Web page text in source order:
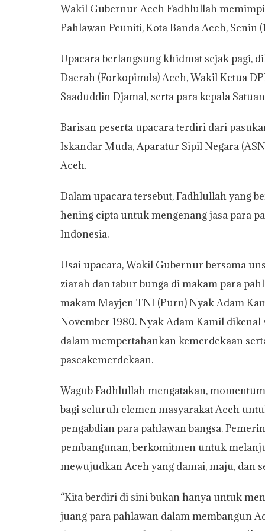
t
s
A
p
p
e
b
o
o
k
t
t
e
r
y
L
i
n
k
i
l
n
t
r
e
Wakil Gubernur Aceh Fadhlullah
Pahlawan Peuniti, Kota Banda Aceh, Senin
Upacara berlangsung khidmat sejak pagi,
Daerah (Forkopimda) Aceh, Wakil Ketua
Saaduddin Djamal, serta para kepala
Barisan peserta upacara terdiri dari
Iskandar Muda, Aparatur Sipil Negara
Aceh.
Dalam upacara tersebut, Fadhlullah yang
hening cipta untuk mengenang jasa para
Indonesia.
Usai upacara, Wakil Gubernur bersama
ziarah dan tabur bunga di makam para
makam Mayjen TNI (Purn) Nyak Adam
November 1980. Nyak Adam Kamil
dalam mempertahankan kemerdekaan
pascakemerdekaan.
Wagub Fadhlullah mengatakan,
bagi seluruh elemen masyarakat Aceh
pengabdian para pahlawan bangsa.
pembangunan, berkomitmen untuk
mewujudkan Aceh yang damai, maju, dan
“Kita berdiri di sini bukan hanya untuk
juang para pahlawan dalam membangun